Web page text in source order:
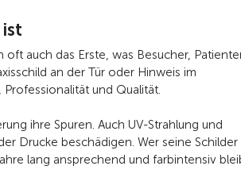
auch das Erste, was Besucher,
an der Tür oder Hinweis im
und Qualität.
ihre Spuren. Auch UV-Strahlung und
Drucke beschädigen. Wer seine Schilder
lang ansprechend und farbintensiv